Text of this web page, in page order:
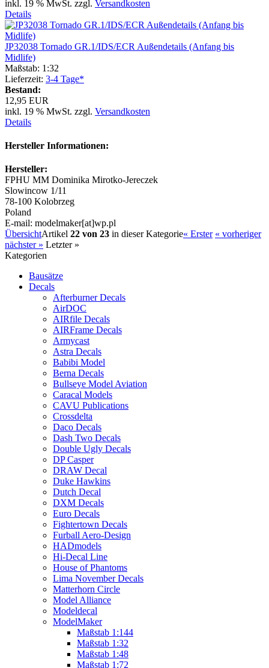
inkl. 19 % MwSt. zzgl. Versandkosten
Details
JP32038 Tornado GR.1/IDS/ECR Außendetails (Anfang bis
Midlife)
Maßstab: 1:32
Lieferzeit: 3-4 Tage*
Bestand:
12,95 EUR
inkl. 19 % MwSt. zzgl. Versandkosten
Details
Hersteller Informationen:
Hersteller:
FPHU MM Dominika Mirotko-Jereczek
Slowincow 1/11
78-100 Kolobrzeg
Poland
E-mail: modelmaker[at]wp.pl
ÜbersichtArtikel 22 von 23 in dieser Kategorie« Erster « vorheriger
nächster » Letzter »
Kategorien
Bausätze
Decals
Afterburner Decals
AirDOC
AIRfile Decals
AIRFrame Decals
Armycast
Astra Decals
Babibi Model
Berna Decals
Bullseye Model Aviation
Caracal Models
CAVU Publications
Crossdelta
Daco Decals
Dash Two Decals
Double Ugly Decals
DP Casper
DRAW Decal
Duke Hawkins
Dutch Decal
DXM Decals
Euro Decals
Fightertown Decals
Furball Aero-Design
HADmodels
Hi-Decal Line
House of Phantoms
Lima November Decals
Matterhorn Circle
Model Alliance
Modeldecal
ModelMaker
Maßstab 1:144
Maßstab 1:32
Maßstab 1:48
Maßstab 1:72